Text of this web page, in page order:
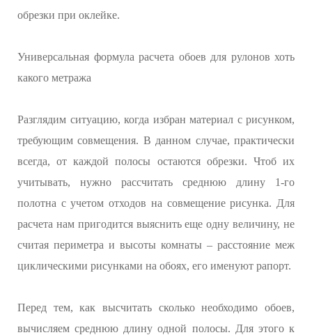
обрезки при оклейке.
Универсальная формула расчета обоев для рулонов хоть
какого метража
Разглядим ситуацию, когда избран материал с рисунком,
требующим совмещения. В данном случае, практически
всегда, от каждой полосы остаются обрезки. Чтоб их
учитывать, нужно рассчитать среднюю длину 1-го
полотна с учетом отходов на совмещение рисунка. Для
расчета нам пригодится выяснить еще одну величину, не
считая периметра и высоты комнаты – расстояние меж
циклическими рисунками на обоях, его именуют рапорт.
Перед тем, как высчитать сколько необходимо обоев,
вычисляем среднюю длину одной полосы. Для этого к